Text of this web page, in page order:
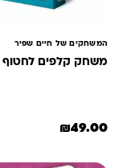
המשחקים של חיים שפיר
משחק קלפים לחטוף או
₪49.00